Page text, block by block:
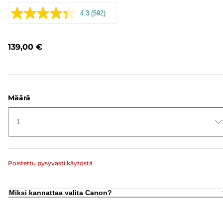
4.3 Lue
(592)
139,00 €
Määrä
1
Poistettu pysyvästi käytöstä
Miksi kannattaa valita Canon?